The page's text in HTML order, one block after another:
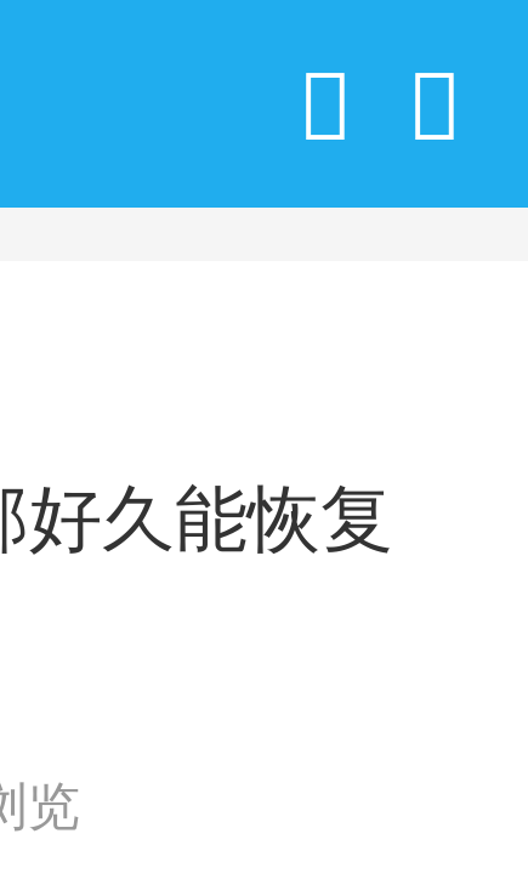
好久能恢复
览